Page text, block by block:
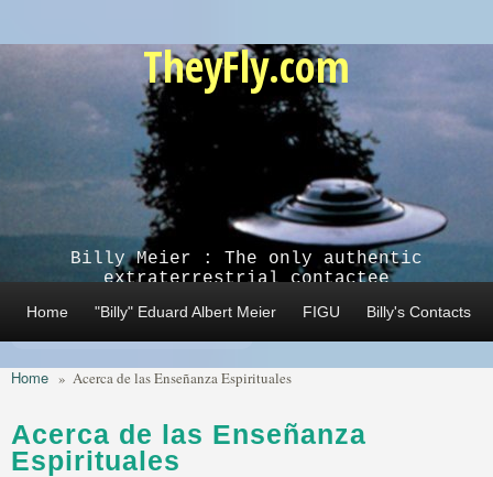
TheyFly.com
Billy Meier : The only authentic
extraterrestrial contactee
Home "Billy" Eduard Albert Meier FIGU Billy's Contacts
Home » Acerca de las Enseñanza Espirituales
Acerca de las Enseñanza
Espirituales